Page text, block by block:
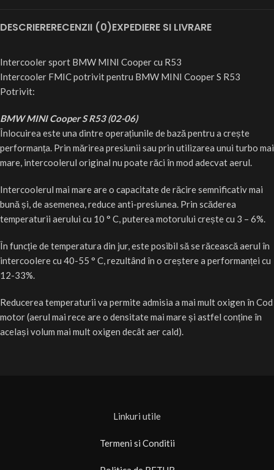
DESCRIERERECENZII (0)EXPEDIERE SI LIVRARE
Intercooler sport BMW MINI Cooper cu R53
Intercooler FMIC potrivit pentru BMW MINI Cooper S R53
Potrivit:
BMW MINI Cooper S R53 (02-06)
Înlocuirea este una dintre operațiunile de bază pentru a crește
performanța. Prin mărirea presiunii sau prin utilizarea unui turbo mai
mare, intercoolerul original nu poate răci în mod adecvat aerul.
Intercoolerul mai mare are o capacitate de răcire semnificativ mai
bună și, de asemenea, reduce anti-presiunea. Prin scăderea
temperaturii aerului cu 10 ° C, puterea motorului crește cu 3 – 6%.
În funcție de temperatura din jur, este posibil să se răcească aerul în
intercoolere cu 40-55 ° C, rezultând în o creștere a performanței cu
12-33%.
Reducerea temperaturii va permite admisia a mai mult oxigen în Cod
motor (aerul mai rece are o densitate mai mare și astfel conține în
același volum mai mult oxigen decât aer cald).
Linkuri utile
Termeni si Conditii